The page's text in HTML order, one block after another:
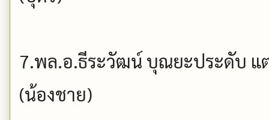
7.พล.อ.ธีระวัฒน์ บุณยะประดับ
(น้องชาย)